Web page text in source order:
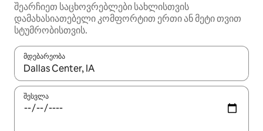
შეარჩიეთ საცხოვრებლები სახლისთვის
დამახასიათებელი კომფორტით ერთი ან მეტი თვით
სტუმრობისთვის.
მდებარეობა
როცა შედეგები ხელმისაწვდომი გახდება, ნავიგაციისთვის
შესვლა